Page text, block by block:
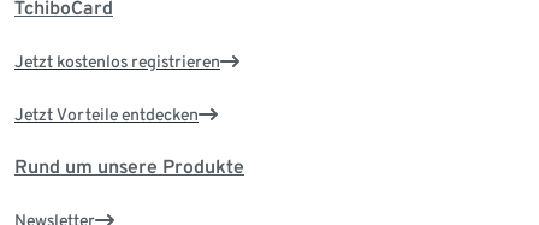
TchiboCard
Jetzt kostenlos registrieren
Jetzt Vorteile entdecken
Rund um unsere Produkte
Newsletter